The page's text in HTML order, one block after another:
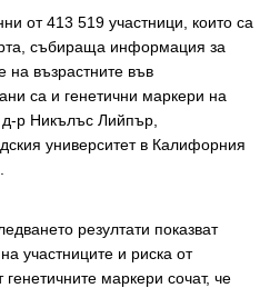
от 413 519 участници, които са
събираща информация за
на възрастните във
са и генетични маркери на
р Никълъс Лийпър,
университет в Калифорния
резултати показват
участниците и риска от
маркери сочат, че